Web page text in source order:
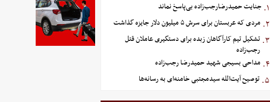
۱. جنایت حمیدرضارجب‌زاده بی‌پاسخ نماند
۲. مردی که عربستان برای سرش ۵ میلیون دلار جایزه گذاشت
۳. تشکیل تیم کارآگاهان زبده برای دستگیری عاملان قتل
رجب‌زاده
۴. مداحی بسیجی شهید حمیدرضا رجب‌زاده
۵. توصیح آیت‌الله سیدمجتبی خامنه‌ای به رسانه‌ها